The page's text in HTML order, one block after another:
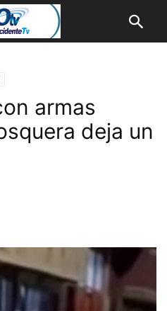
armas
deja un